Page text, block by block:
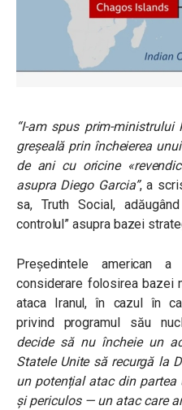
“I-am spus prim-
greșeală prin încheierea
de ani cu oricine
asupra Diego Garcia”, a
sa, Truth Social,
controlul” asupra bazei
Președintele american
considerare folosirea bazei
ataca Iranul, în cazul în
privind programul său
decide să nu încheie un
Statele Unite să recurgă la
un potențial atac din
și periculos — un atac care